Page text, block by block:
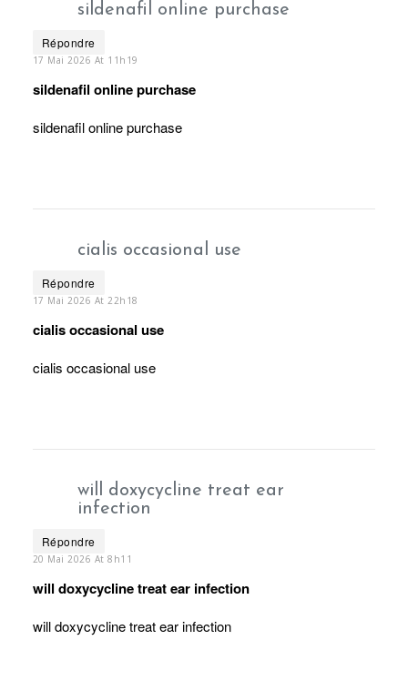
sildenafil online purchase
Répondre
17 Mai 2026 At 11h19
sildenafil online purchase
sildenafil online purchase
cialis occasional use
Répondre
17 Mai 2026 At 22h18
cialis occasional use
cialis occasional use
will doxycycline treat ear
infection
Répondre
20 Mai 2026 At 8h11
will doxycycline treat ear infection
will doxycycline treat ear infection